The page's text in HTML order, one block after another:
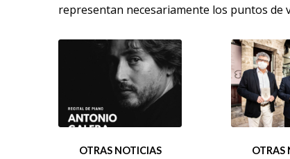
representan necesariamente los puntos de
OTRAS NOTICIAS OTRAS